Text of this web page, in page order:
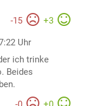
-15 +3
Uhr
ich trinke
Beides